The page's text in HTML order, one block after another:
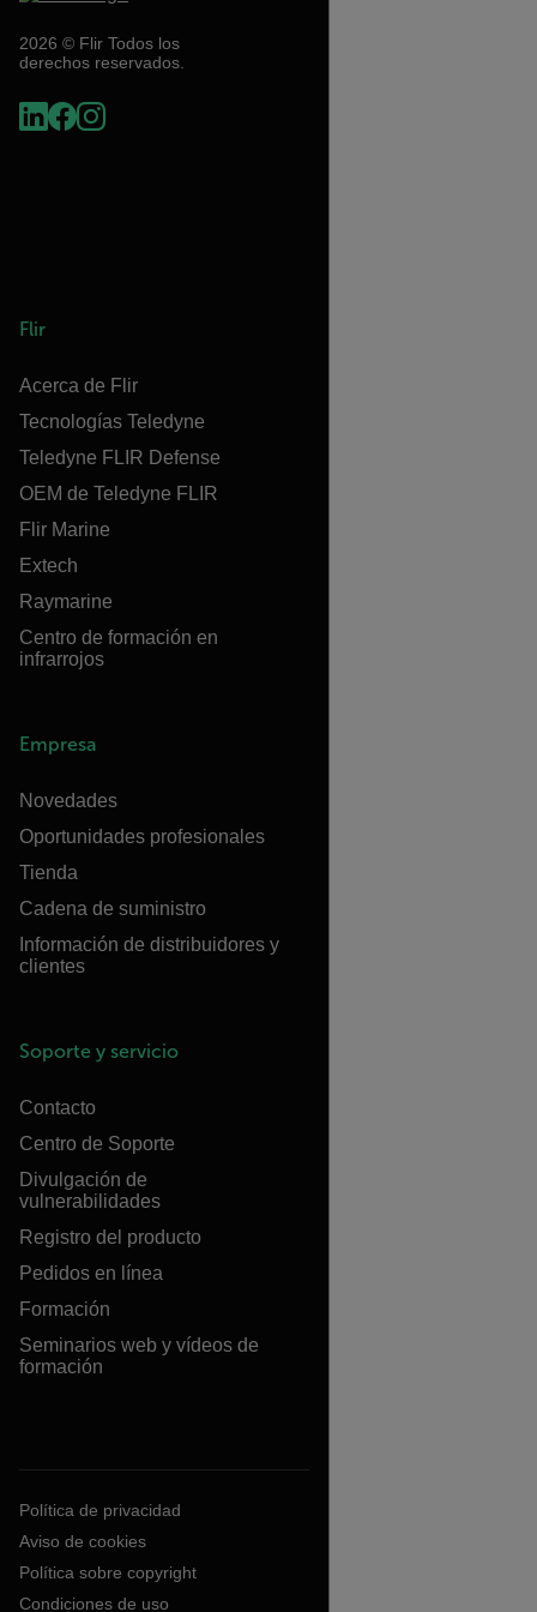
2026 © Flir Todos los
derechos reservados.
Flir
Acerca de Flir
Tecnologías Teledyne
Teledyne FLIR Defense
OEM de Teledyne FLIR
Flir Marine
Extech
Raymarine
Centro de formación en
infrarrojos
Empresa
Novedades
Oportunidades profesionales
Tienda
Cadena de suministro
Información de distribuidores y
clientes
Soporte y servicio
Contacto
Centro de Soporte
Divulgación de
vulnerabilidades
Registro del producto
Pedidos en línea
Formación
Seminarios web y vídeos de
formación
Política de privacidad
Aviso de cookies
Política sobre copyright
Condiciones de uso